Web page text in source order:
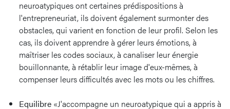
neuroatypiques ont certaines prédispositions à
l'entrepreneuriat, ils doivent également surmonter des
obstacles, qui varient en fonction de leur profil. Selon les
cas, ils doivent apprendre à gérer leurs émotions, à
maîtriser les codes sociaux, à canaliser leur énergie
bouillonnante, à rétablir leur image d'eux-mêmes, à
compenser leurs difficultés avec les mots ou les chiffres.
Equilibre «J'accompagne un neuroatypique qui a appris à